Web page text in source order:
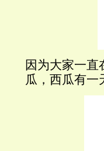
因为大家一
瓜，西瓜有一